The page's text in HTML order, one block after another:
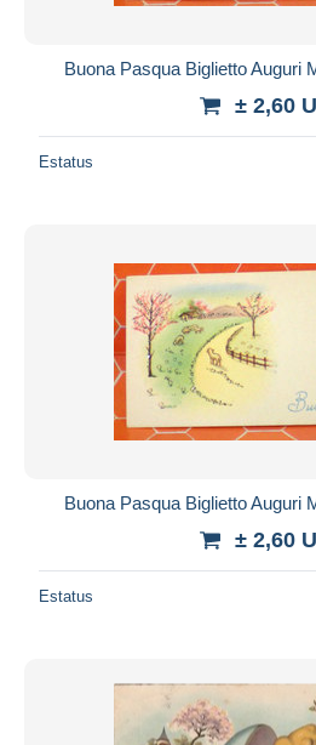
Buona Pasqua Biglietto Auguri
± 2,60
Estatus
Buona Pasqua Biglietto Auguri
± 2,60
Estatus